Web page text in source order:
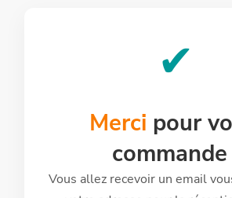
✔
Merci pour
commande
Vous allez recevoir un email